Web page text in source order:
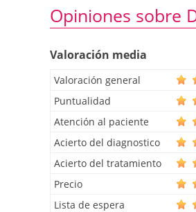
Opiniones sobre
Valoración media
Valoración general
Puntualidad
Atención al paciente
Acierto del diagnostico
Acierto del tratamiento
Precio
Lista de espera